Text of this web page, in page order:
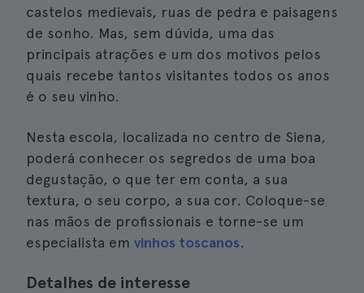
castelos medievais, ruas de pedra e paisagens
de sonho. Mas, sem dúvida, uma das
principais atrações e um dos motivos pelos
quais recebe tantos visitantes todos os anos
é o seu vinho.
Nesta escola, localizada no centro de Siena,
poderá conhecer os segredos de uma boa
degustação, o que ter em conta, a sua
textura, o seu corpo, a sua cor. Coloque-se
nas mãos de profissionais e torne-se um
especialista em vinhos toscanos.
Detalhes de interesse